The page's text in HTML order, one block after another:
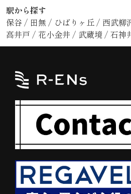
駅から探す
保谷 / 田無 / ひばりヶ丘/ 西武柳
高井戸 / 花小金井 / 武蔵境/ 石神